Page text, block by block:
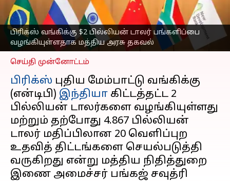
பிரிக்ஸ் வங்கிக்கு $2 பில்லியன் டாலர் பங்களிப்பை
வழங்கியுள்ளதாக மத்திய அரசு தகவல்
அரசு தகவல்
எழுதியவர் Sekar Chinnappan Dec 02, 2024 05:45 pm
செய்தி முன்னோட்டம்
பிரிக்ஸ் புதிய மேம்பாட்டு வங்கிக்கு
(என்டிபி) இந்தியா கிட்டத்தட்ட 2
பில்லியன் டாலர்களை வழங்கியுள்ளது
மற்றும் தற்போது 4.867 பில்லியன்
டாலர் மதிப்பிலான 20 வெளிப்புற
உதவித் திட்டங்களை செயல்படுத்தி
வருகிறது என்று மத்திய நிதித்துறை
இணை அமைச்சர் பங்கஜ் சவுத்ரி